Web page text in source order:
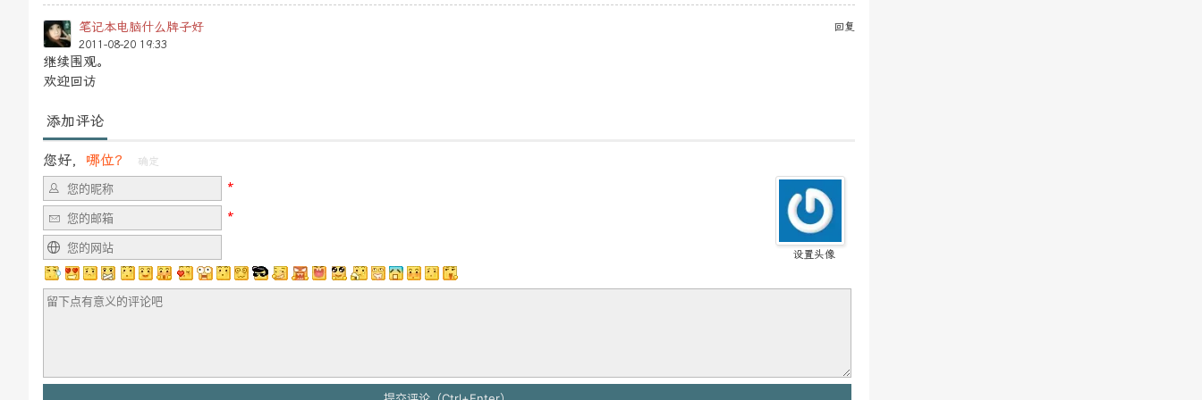
回复
笔记本电脑什么牌子好
2011-08-20 19:33
继续围观。
欢迎回访
添加评论
您好， 哪位？ 确定
设置头像